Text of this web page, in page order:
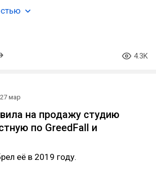
4.3K
27 мар
на продажу студию
по GreedFall и
её в 2019 году.